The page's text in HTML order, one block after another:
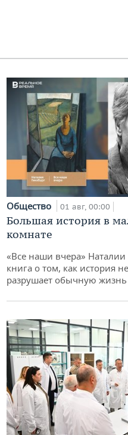
Общество 01 авг, 00:00
Большая история в
комнате
«Все наши вчера»
книга о том, как история
разрушает обычную жизнь